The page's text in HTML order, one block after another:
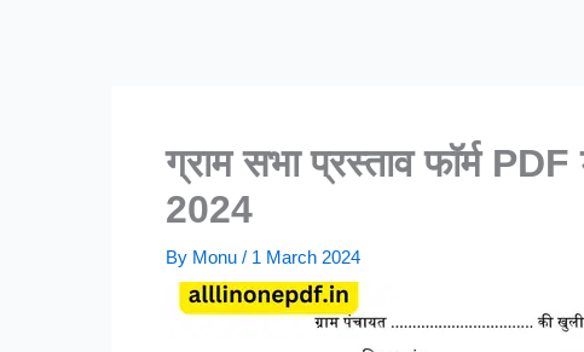
ग्राम सभा प्रस्ताव फॉर्म
2024
By Monu / 1 March 2024